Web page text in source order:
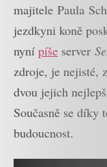
majitele Paula
jezdkyni koně
nyní píše server
zdroje, je nejisté,
dvou jejich
Současně se díky
budoucnost.